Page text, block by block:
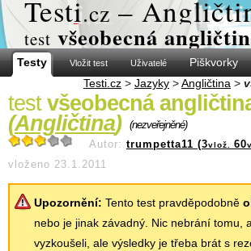
Testi.cz –
test všeobecná
Testy Vložit test Uživatelé Piškvorky
Testi.cz > Jazyky >Angličtina >
test všeobecná
(Angličtina) (nezveřejněné)
Autor: trumpetta11 (3vlož. 60
vloženo 23.1.2011
Upozornění: Tento test pravděpodobně
nebo je jinak závadný. Nic nebrání tomu,
vyzkoušeli, ale výsledky je třeba brát s